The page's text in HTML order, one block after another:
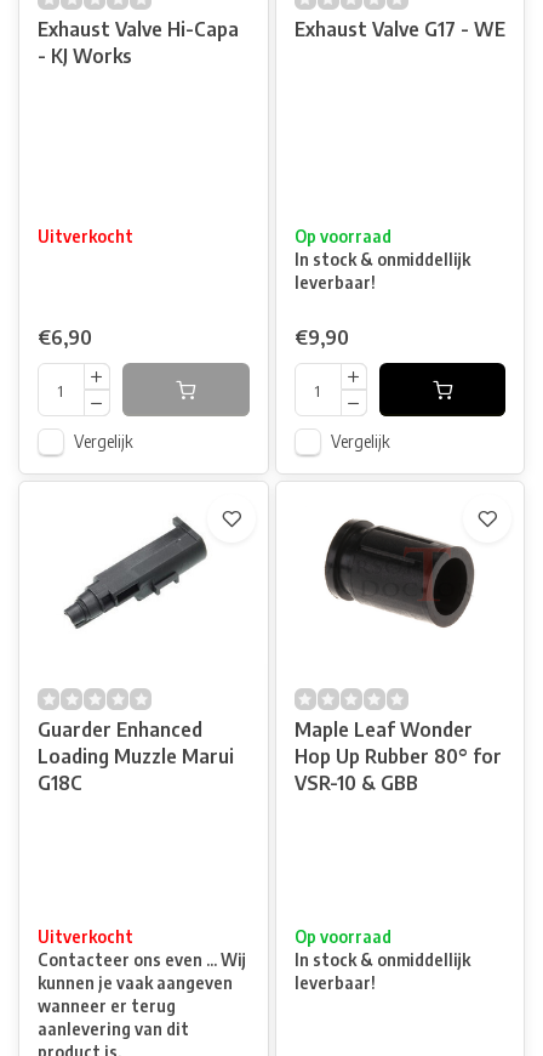
Exhaust Valve Hi-Capa
- KJ Works
Uitverkocht
€6,90
Vergelijk
Exhaust Valve G17 - WE
Op voorraad
In stock & onmiddellijk
leverbaar!
€9,90
Vergelijk
Guarder Enhanced
Loading Muzzle Marui
G18C
Uitverkocht
Contacteer ons even ... Wij
kunnen je vaak aangeven
wanneer er terug
aanlevering van dit
product is.
Maple Leaf Wonder
Hop Up Rubber 80° for
VSR-10 & GBB
Op voorraad
In stock & onmiddellijk
leverbaar!